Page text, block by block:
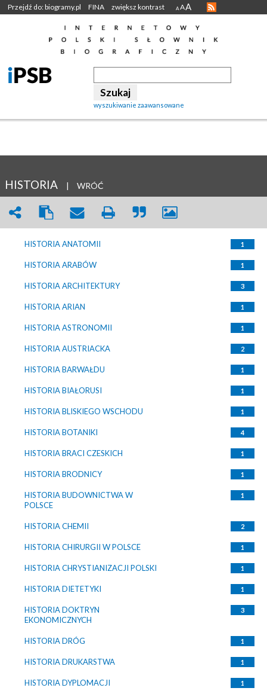
Przejdź do: biogramy.pl FINA zwiększ kontrast A AA
wyszukiwanie zaawansowane
HISTORIA | WRÓĆ
HISTORIA ANATOMII 1
HISTORIA ARABÓW 1
HISTORIA ARCHITEKTURY 3
HISTORIA ARIAN 1
HISTORIA ASTRONOMII 1
HISTORIA AUSTRIACKA 2
HISTORIA BARWAŁDU 1
HISTORIA BIAŁORUSI 1
HISTORIA BLISKIEGO WSCHODU 1
HISTORIA BOTANIKI 4
HISTORIA BRACI CZESKICH 1
HISTORIA BRODNICY 1
HISTORIA BUDOWNICTWA W
POLSCE
1
HISTORIA CHEMII 2
HISTORIA CHIRURGII W POLSCE 1
HISTORIA CHRYSTIANIZACJI POLSKI 1
HISTORIA DIETETYKI 1
HISTORIA DOKTRYN
EKONOMICZNYCH
3
HISTORIA DRÓG 1
HISTORIA DRUKARSTWA 1
HISTORIA DYPLOMACJI 1